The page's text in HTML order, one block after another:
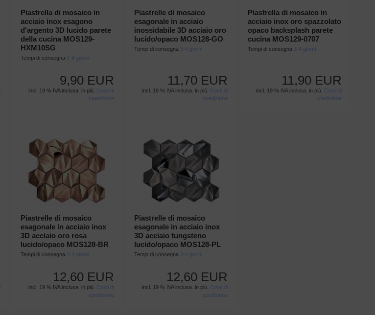
Piastrella di mosaico in
acciaio inox esagono
d'argento 3D lucido parete
della cucina MOS129-
HXM10SG
Tempi di consegna 3-4 giorni
9,90 EUR
incl. 19 % IVA inclusa. in più. Costi di
spedizione
Piastrelle di mosaico
esagonale in acciaio
inossidabile 3D acciaio oro
lucido/opaco MOS128-GO
Tempi di consegna 3-4 giorni
11,70 EUR
incl. 19 % IVA inclusa. in più. Costi di
spedizione
Piastrella di mosaico in
acciaio inox oro spazzolato
opaco backsplash parete
cucina MOS129-0707
Tempi di consegna 3-4 giorni
11,90 EUR
incl. 19 % IVA inclusa. in più.
Costi di
spedizione
Piastrelle di mosaico
esagonale in acciaio inox
3D acciaio oro rosa
lucido/opaco MOS128-BR
Tempi di consegna 3-4 giorni
12,60 EUR
incl. 19 % IVA inclusa. in più. Costi di
spedizione
Piastrelle di mosaico
esagonale in acciaio inox
3D acciaio tungsteno
lucido/opaco MOS128-PL
Tempi di consegna 3-4 giorni
12,60 EUR
incl. 19 % IVA inclusa. in più. Costi di
spedizione